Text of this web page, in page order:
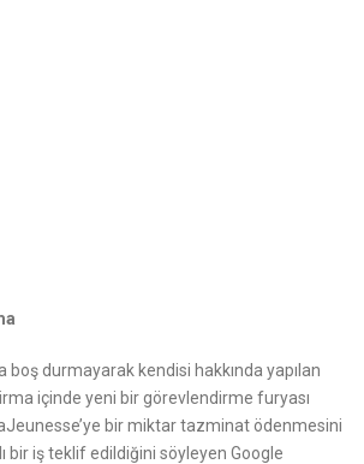
boş durmayarak kendisi hakkında yapılan
içinde yeni bir görevlendirme furyası
bir miktar tazminat ödenmesini
bir iş teklif edildiğini söyleyen Google